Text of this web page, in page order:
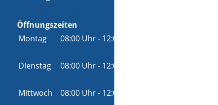
Öffnungszeiten
Montag
08:00 Uhr- 12:00 Uhr
Dienstag
08:00 Uhr- 12:00 Uhr
Mittwoch
08:00 Uhr- 12:00 Uhr